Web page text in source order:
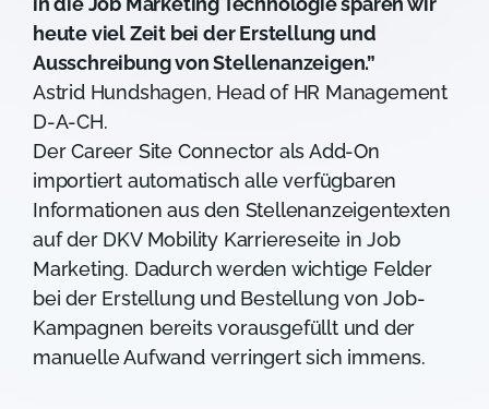
heute viel Zeit bei der Erstellung und
Ausschreibung von Stellenanzeigen.”
Astrid Hundshagen, Head of HR Management
D-A-CH.
Der Career Site Connector als Add-On
importiert automatisch alle verfügbaren
Informationen aus den Stellenanzeigentexten
auf der DKV Mobility Karriereseite in Job
Marketing. Dadurch werden wichtige Felder
bei der Erstellung und Bestellung von Job-
Kampagnen bereits vorausgefüllt und der
manuelle Aufwand verringert sich immens.